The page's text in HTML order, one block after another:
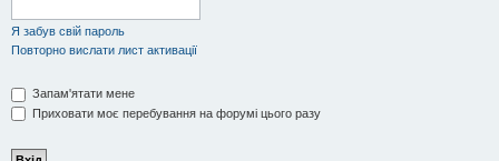
Я забув свій пароль
Повторно вислати лист активації
Запам'ятати мене
Приховати моє перебування на форумі цього разу